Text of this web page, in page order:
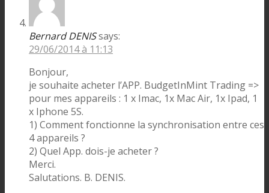
Bernard DENISsays:
29/06/2014 à 11:13
Bonjour,
je souhaite acheter l’APP. BudgetInMint Trading =>
pour mes appareils : 1 x Imac, 1x Mac Air, 1x Ipad, 1
x Iphone 5S.
1) Comment fonctionne la synchronisation entre ces
4 appareils ?
2) Quel App. dois-je acheter ?
Merci.
Salutations. B. DENIS.